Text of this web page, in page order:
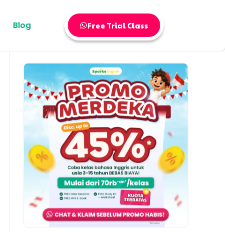
Blog Free Trial Class